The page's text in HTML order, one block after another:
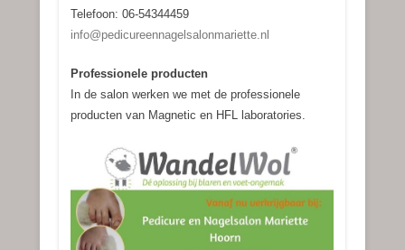
Telefoon: 06-54344459
info@pedicureennagelsalonmariette.nl
Professionele producten
In de salon werken we met de professionele
producten van Magnetic en HFL laboratories.